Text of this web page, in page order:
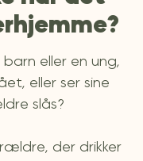
eller en ung,
eller ser sine
slås?
der drikker